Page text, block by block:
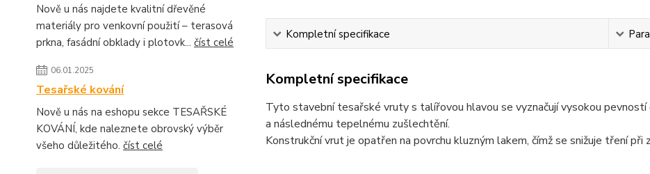
Nově u nás najdete kvalitní dřevěné
materiály pro venkovní použití – terasová
prkna, fasádní obklady i plotovk... číst celé
06.01.2025
Tesařské kování
Nově u nás na eshopu sekce TESAŘSKÉ
KOVÁNÍ, kde naleznete obrovský výběr
všeho důležitého. číst celé
Kompletní specifikace
Kompletní specifikace
Tyto stavební tesařské vruty s talířovou hlavou se vyznačují vysokou
a následnému tepelnému zušlechtění.
Konstrukční vrut je opatřen na povrchu kluzným lakem, čímž se snižuje tření při